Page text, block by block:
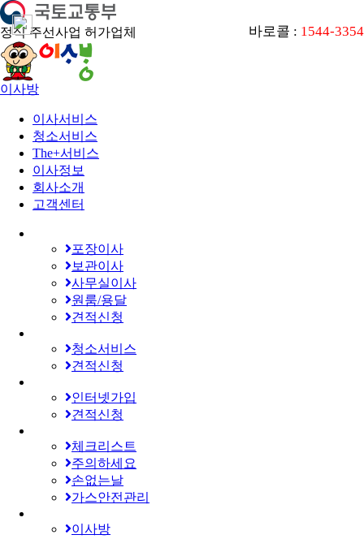
정식 주선사업 허가업체
이사방
이사서비스
청소서비스
The+서비스
이사정보
회사소개
고객센터
바로콜 : 1544-3354
포장이사
보관이사
사무실이사
원룸/용달
견적신청
청소서비스
견적신청
인터넷가입
견적신청
체크리스트
주의하세요
손없는날
가스안전관리
이사방